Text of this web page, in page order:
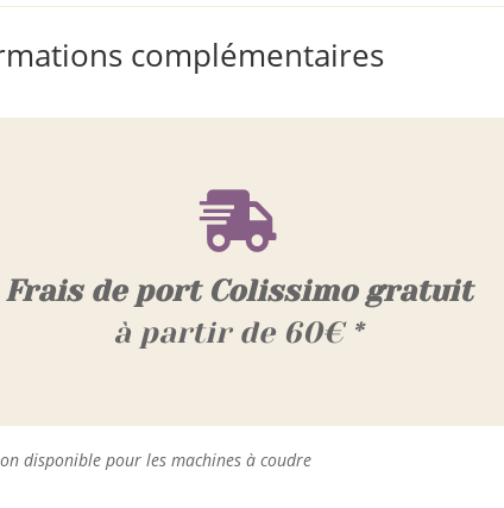
complémentaires

Frais de port Colissimo gratuit
à partir de 60€ *
disponible pour les machines à coudre